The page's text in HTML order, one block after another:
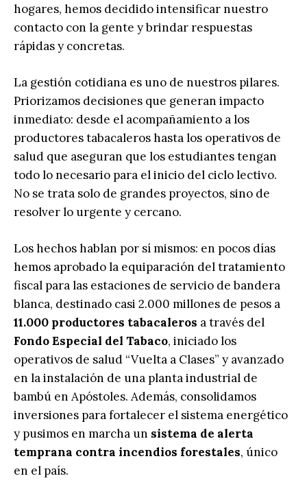
hogares, hemos decidido intensificar nuestro
contacto con la gente y brindar respuestas
rápidas y concretas.
La gestión cotidiana es uno de nuestros pilares.
Priorizamos decisiones que generan impacto
inmediato: desde el acompañamiento a los
productores tabacaleros hasta los operativos de
salud que aseguran que los estudiantes tengan
todo lo necesario para el inicio del ciclo lectivo.
No se trata solo de grandes proyectos, sino de
resolver lo urgente y cercano.
Los hechos hablan por sí mismos: en pocos días
hemos aprobado la equiparación del tratamiento
fiscal para las estaciones de servicio de bandera
blanca, destinado casi 2.000 millones de pesos a
11.000 productores tabacaleros a través del
Fondo Especial del Tabaco, iniciado los
operativos de salud “Vuelta a Clases” y avanzado
en la instalación de una planta industrial de
bambú en Apóstoles. Además, consolidamos
inversiones para fortalecer el sistema energético
y pusimos en marcha un sistema de alerta
temprana contra incendios forestales, único
en el país.